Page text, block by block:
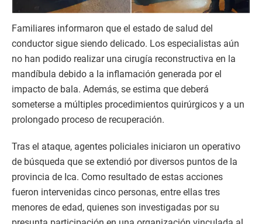
Familiares informaron que el estado de salud del
conductor sigue siendo delicado. Los especialistas aún
no han podido realizar una cirugía reconstructiva en la
mandíbula debido a la inflamación generada por el
impacto de bala. Además, se estima que deberá
someterse a múltiples procedimientos quirúrgicos y a un
prolongado proceso de recuperación.
Tras el ataque, agentes policiales iniciaron un operativo
de búsqueda que se extendió por diversos puntos de la
provincia de Ica. Como resultado de estas acciones
fueron intervenidas cinco personas, entre ellas tres
menores de edad, quienes son investigadas por su